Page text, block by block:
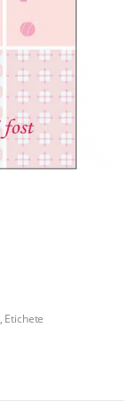
, Etichete